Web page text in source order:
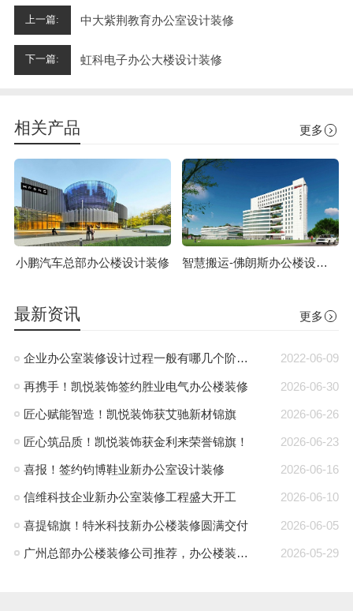
上一篇: 中大紫荆教育办公室设计装修
下一篇: 虹科电子办公大楼设计装修
相关产品 更多
小鹏汽车总部办公楼设计装修 智慧搬运-佛朗斯办公楼设计装修
最新资讯 更多
2022-06-09
企业办公室装修设计过程一般有哪几个阶段?
2026-06-30
再携手！凯悦装饰签约胜业电气办公楼装修
2026-06-26
匠心赋能智造！凯悦装饰获艾驰新材锦旗
2026-06-23
匠心筑品质！凯悦装饰获金利来荣誉锦旗！
2026-06-16
喜报！签约钧博鞋业新办公室设计装修
2026-06-10
信维科技企业新办公室装修工程盛大开工
2026-06-05
喜提锦旗！特米科技新办公楼装修圆满交付
2026-05-29
广州总部办公楼装修公司推荐，办公楼装修就找凯悦装饰